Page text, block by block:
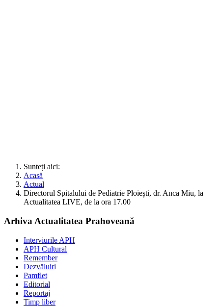
Sunteți aici:
Acasă
Actual
Directorul Spitalului de Pediatrie Ploiești, dr. Anca Miu, la
Actualitatea LIVE, de la ora 17.00
Arhiva Actualitatea Prahoveană
Interviurile APH
APH Cultural
Remember
Dezvăluiri
Pamflet
Editorial
Reportaj
Timp liber